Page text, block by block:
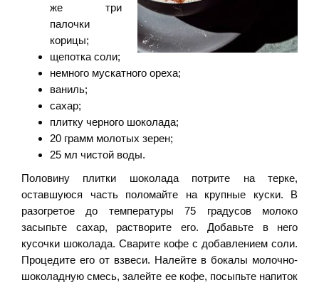
же три
палочки
корицы;
щепотка соли;
немного мускатного ореха;
ваниль;
сахар;
плитку черного шоколада;
20 грамм молотых зерен;
25 мл чистой воды.
Половину плитки шоколада потрите на терке,
оставшуюся часть поломайте на крупные куски. В
разогретое до температуры 75 градусов молоко
засыпьте сахар, растворите его. Добавьте в него
кусочки шоколада. Сварите кофе с добавлением соли.
Процедите его от взвеси. Налейте в бокалы молочно-
шоколадную смесь, залейте ее кофе, посыпьте напиток